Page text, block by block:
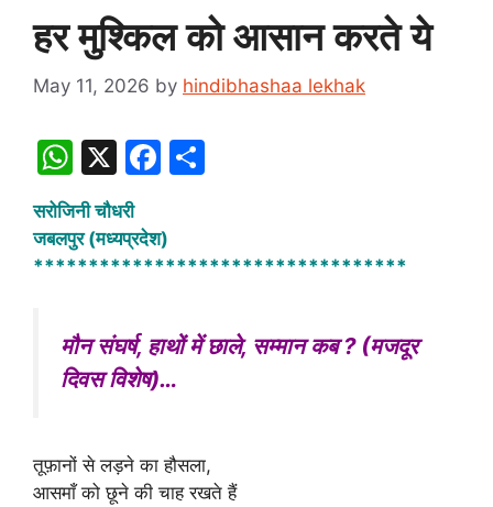
हर मुश्किल को आसान करते ये
May 11, 2026 by hindibhashaa lekhak
W
h
at
s
p
p
X
F
c
e
o
o
k
e
सरोजिनी चौधरी
जबलपुर (मध्यप्रदेश)
**********************************
मौन संघर्ष, हाथों में छाले, सम्मान कब ? (मजदूर
दिवस विशेष)…
तूफ़ानों से लड़ने का हौसला,
आसमाँ को छूने की चाह रखते हैं